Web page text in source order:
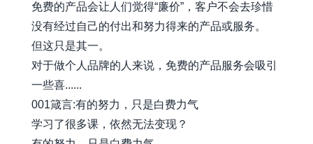
免费的产品会让人们觉得“廉价”，客户不会去珍惜
没有经过自己的付出和努力得来的产品或服务。
但这只是其一。
对于做个人品牌的人来说，免费的产品服务会吸引
一些喜......
001箴言:有的努力，只是白费力气
学习了很多课，依然无法变现？